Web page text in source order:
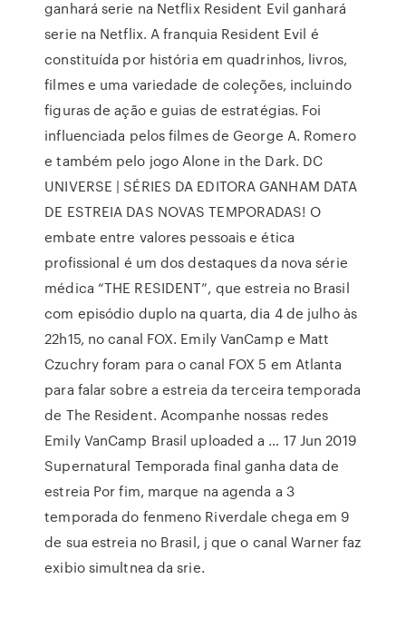
ganhará serie na Netflix Resident Evil ganhará
serie na Netflix. A franquia Resident Evil é
constituída por história em quadrinhos, livros,
filmes e uma variedade de coleções, incluindo
figuras de ação e guias de estratégias. Foi
influenciada pelos filmes de George A. Romero
e também pelo jogo Alone in the Dark. DC
UNIVERSE | SÉRIES DA EDITORA GANHAM DATA
DE ESTREIA DAS NOVAS TEMPORADAS! O
embate entre valores pessoais e ética
profissional é um dos destaques da nova série
médica “THE RESIDENT”, que estreia no Brasil
com episódio duplo na quarta, dia 4 de julho às
22h15, no canal FOX. Emily VanCamp e Matt
Czuchry foram para o canal FOX 5 em Atlanta
para falar sobre a estreia da terceira temporada
de The Resident. Acompanhe nossas redes
Emily VanCamp Brasil uploaded a … 17 Jun 2019
Supernatural Temporada final ganha data de
estreia Por fim, marque na agenda a 3
temporada do fenmeno Riverdale chega em 9
de sua estreia no Brasil, j que o canal Warner faz
exibio simultnea da srie.